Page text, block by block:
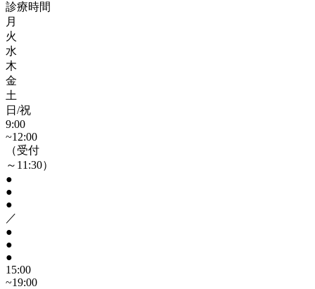
診療時間
月
火
水
木
金
土
日/祝
9:00
~12:00
（受付
～11:30）
●
●
●
／
●
●
●
15:00
~19:00